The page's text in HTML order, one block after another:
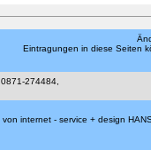
Eintragungen in diese Seiten
274484,
internet - service + design